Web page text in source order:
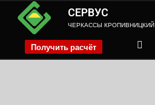
СЕРВУС
ЧЕРКАССЫ КРОПИВНИЦКИЙ
Получить расчёт